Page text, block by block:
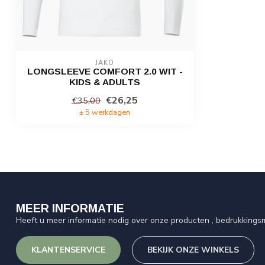
JAKO
LONGSLEEVE COMFORT 2.0 WIT -
KIDS & ADULTS
€35,00 €26,25
± 5 werkdagen
MEER INFORMATIE
Heeft u meer informatie nodig over onze producten ,
KLANTENSERVICE BEKIJK ONZE WINKELS